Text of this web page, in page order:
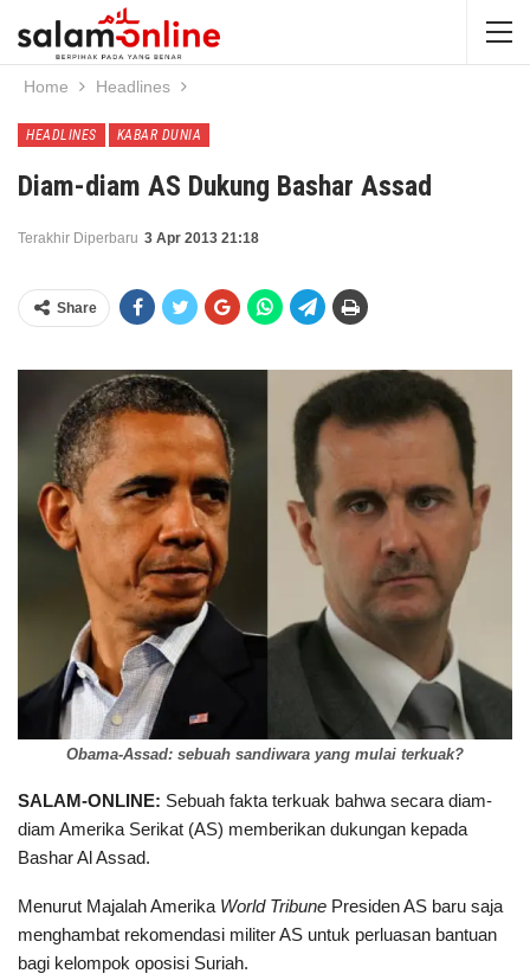
Home Headlines
HEADLINES KABAR DUNIA
Diam-diam AS Dukung Bashar Assad
Terakhir Diperbaru 3 Apr 2013 21:18
Share
Obama-Assad: sebuah sandiwara yang mulai terkuak?
SALAM-ONLINE: Sebuah fakta terkuak bahwa secara diam-
diam Amerika Serikat (AS) memberikan dukungan kepada
Bashar Al Assad.
Menurut Majalah Amerika World Tribune Presiden AS baru saja
menghambat rekomendasi militer AS untuk perluasan bantuan
bagi kelompok oposisi Suriah.